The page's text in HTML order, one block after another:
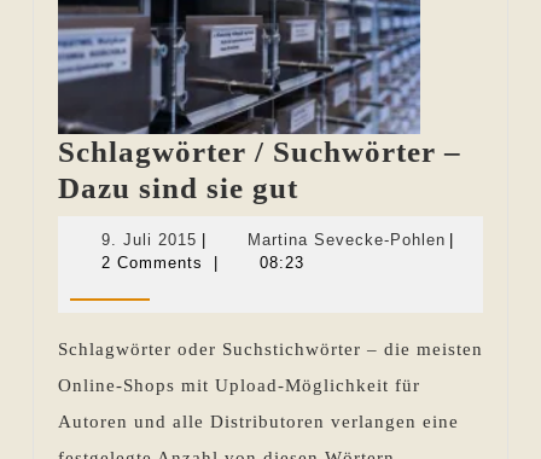
Schlagwörter / Suchwörter –
Dazu sind sie gut
Suchwörter
sie
9. Juli 2015 9.
Juli
Martina Sevecke-Pohlen Martina
2 Comments
08:23
Schlagwörter oder Suchstichwörter – die meisten
Online-Shops mit Upload-Möglichkeit für
Autoren und alle Distributoren verlangen eine